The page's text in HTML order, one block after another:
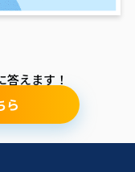
えます！
ら